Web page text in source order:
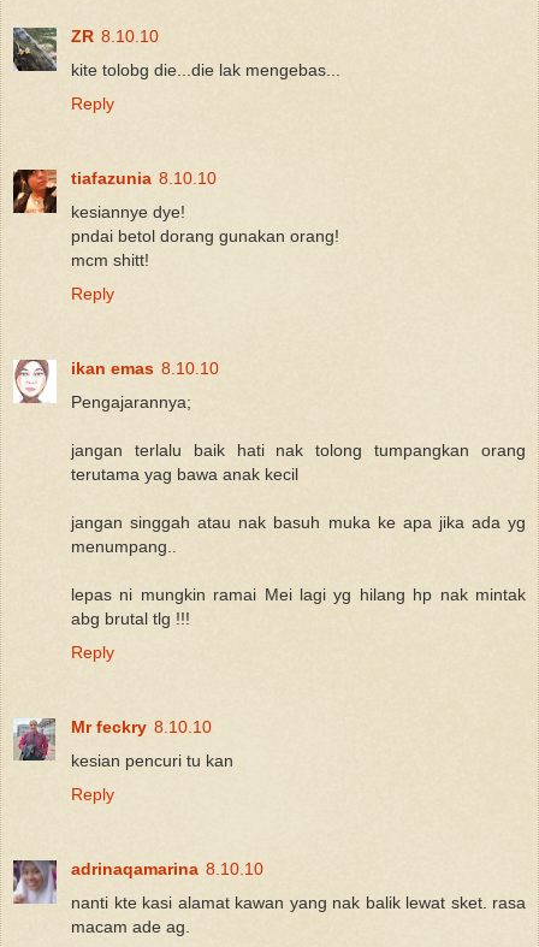
ZR 8.10.10
kite tolobg die...die lak mengebas...
Reply
tiafazunia 8.10.10
kesiannye dye!
pndai betol dorang gunakan orang!
mcm shitt!
Reply
ikan emas 8.10.10
Pengajarannya;
jangan terlalu baik hati nak tolong tumpangkan orang
terutama yag bawa anak kecil
jangan singgah atau nak basuh muka ke apa jika ada yg
menumpang..
lepas ni mungkin ramai Mei lagi yg hilang hp nak mintak
abg brutal tlg !!!
Reply
Mr feckry 8.10.10
kesian pencuri tu kan
Reply
adrinaqamarina 8.10.10
nanti kte kasi alamat kawan yang nak balik lewat sket. rasa
macam ade ag.